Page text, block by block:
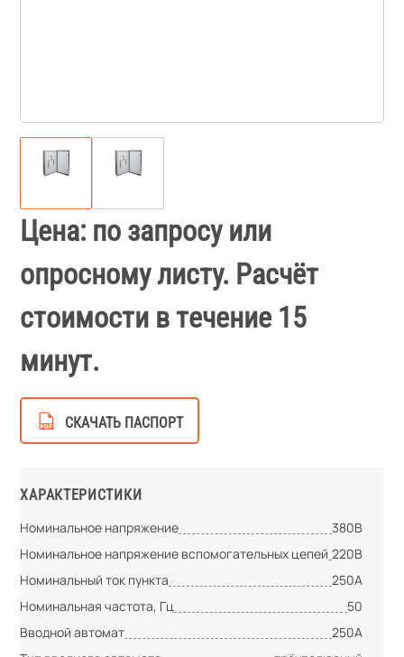
Цена: по запросу или
опросному листу. Расчёт
стоимости в течение 15
минут.
СКАЧАТЬ ПАСПОРТ
ХАРАКТЕРИСТИКИ
Номинальное напряжение
380В
Номинальное напряжение вспомогательных цепей 220В
Номинальный ток пункта
250А
Номинальная частота, Гц
50
Вводной автомат
250А